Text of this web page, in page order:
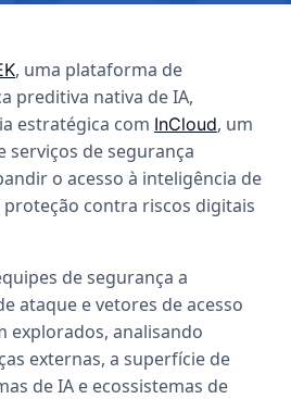
, uma plataforma de
preditiva nativa de IA,
estratégica com InCloud, um
de segurança
o acesso à inteligência de
proteção contra riscos digitais
de segurança a
ataque e vetores de acesso
explorados, analisando
externas, a superfície de
de IA e ecossistemas de